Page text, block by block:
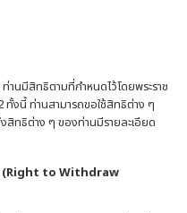
นมีสิทธิตามที่กำหนดไว้โดยพระราช
นี้ ท่านสามารถขอใช้สิทธิต่าง ๆ
สิทธิต่าง ๆ ของท่านมีรายละเอียด
Right to Withdraw